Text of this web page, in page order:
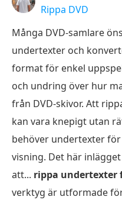
Rippa DVD
Många DVD-samlare
undertexter och
format för enkel
och undring över hur
från DVD-skivor. Att
kan vara knepigt utan
behöver undertexter
visning. Det här
att... rippa undertexter
verktyg är utformade